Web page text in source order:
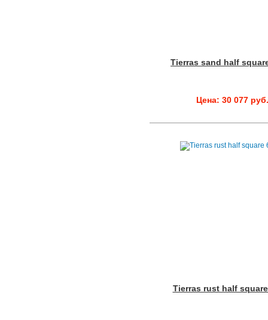
Tierras sand half
Цена: 30 077 руб.
Tierras rust half